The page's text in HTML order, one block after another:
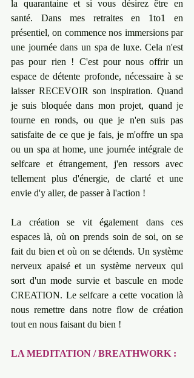
la quarantaine et si vous désirez être en
santé. Dans mes retraites en 1to1 en
présentiel, on commence nos immersions par
une journée dans un spa de luxe. Cela n'est
pas pour rien ! C'est pour nous offrir un
espace de détente profonde, nécessaire à se
laisser RECEVOIR son inspiration. Quand
je suis bloquée dans mon projet, quand je
tourne en ronds, ou que je n'en suis pas
satisfaite de ce que je fais, je m'offre un spa
ou un spa at home, une journée intégrale de
selfcare et étrangement, j'en ressors avec
tellement plus d'énergie, de clarté et une
envie d'y aller, de passer à l'action !
La création se vit également dans ces
espaces là, où on prends soin de soi, on se
fait du bien et où on se détends. Un système
nerveux apaisé et un système nerveux qui
sort d'un mode survie et bascule en mode
CREATION. Le selfcare a cette vocation là
nous remettre dans notre flow de création
tout en nous faisant du bien !
LA MEDITATION / BREATHWORK :